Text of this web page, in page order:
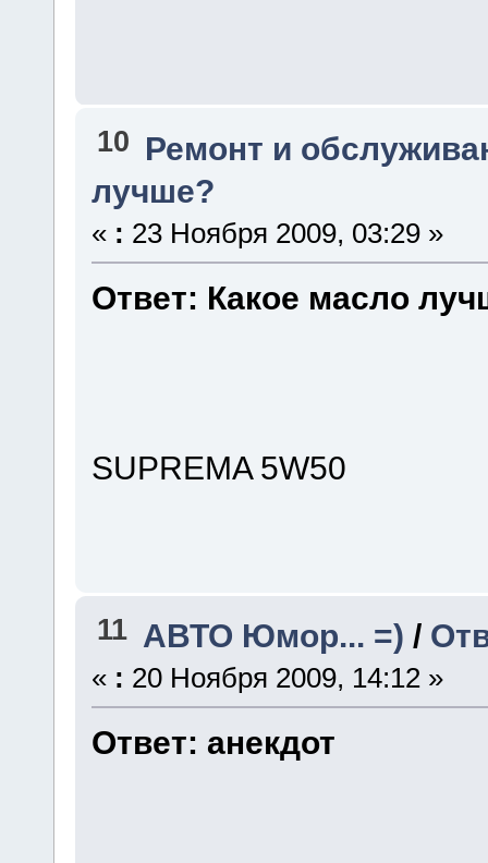
10 Ремонт и
лучше?
« : 23 Ноября 2009, 03:29 »
Ответ: Какое масло
SUPREMA 5W50
11 АВТО Юмор... =) /
« : 20 Ноября 2009, 14:12 »
Ответ: анекдот